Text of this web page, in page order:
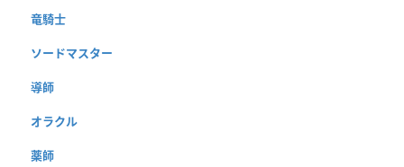
竜騎士
ソードマスター
導師
オラクル
薬師